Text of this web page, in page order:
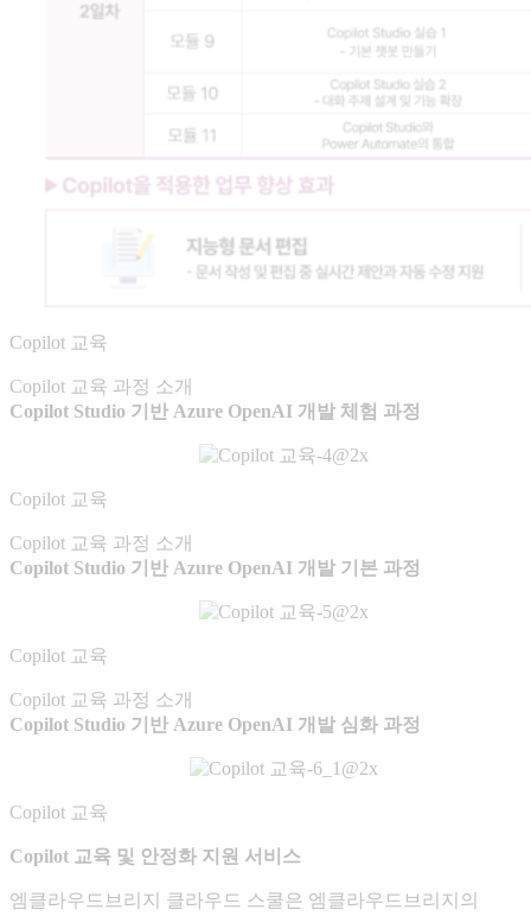
Copilot 교육
Copilot 교육 과정 소개
Copilot Studio 기반 Azure OpenAI 개발 체험 과정
Copilot 교육
Copilot 교육 과정 소개
Copilot Studio 기반 Azure OpenAI 개발 기본 과정
Copilot 교육
Copilot 교육 과정 소개
Copilot Studio 기반 Azure OpenAI 개발 심화 과정
Copilot 교육
Copilot 교육 및 안정화 지원 서비스
엠클라우드브리지 클라우드 스쿨은 엠클라우드브리지의